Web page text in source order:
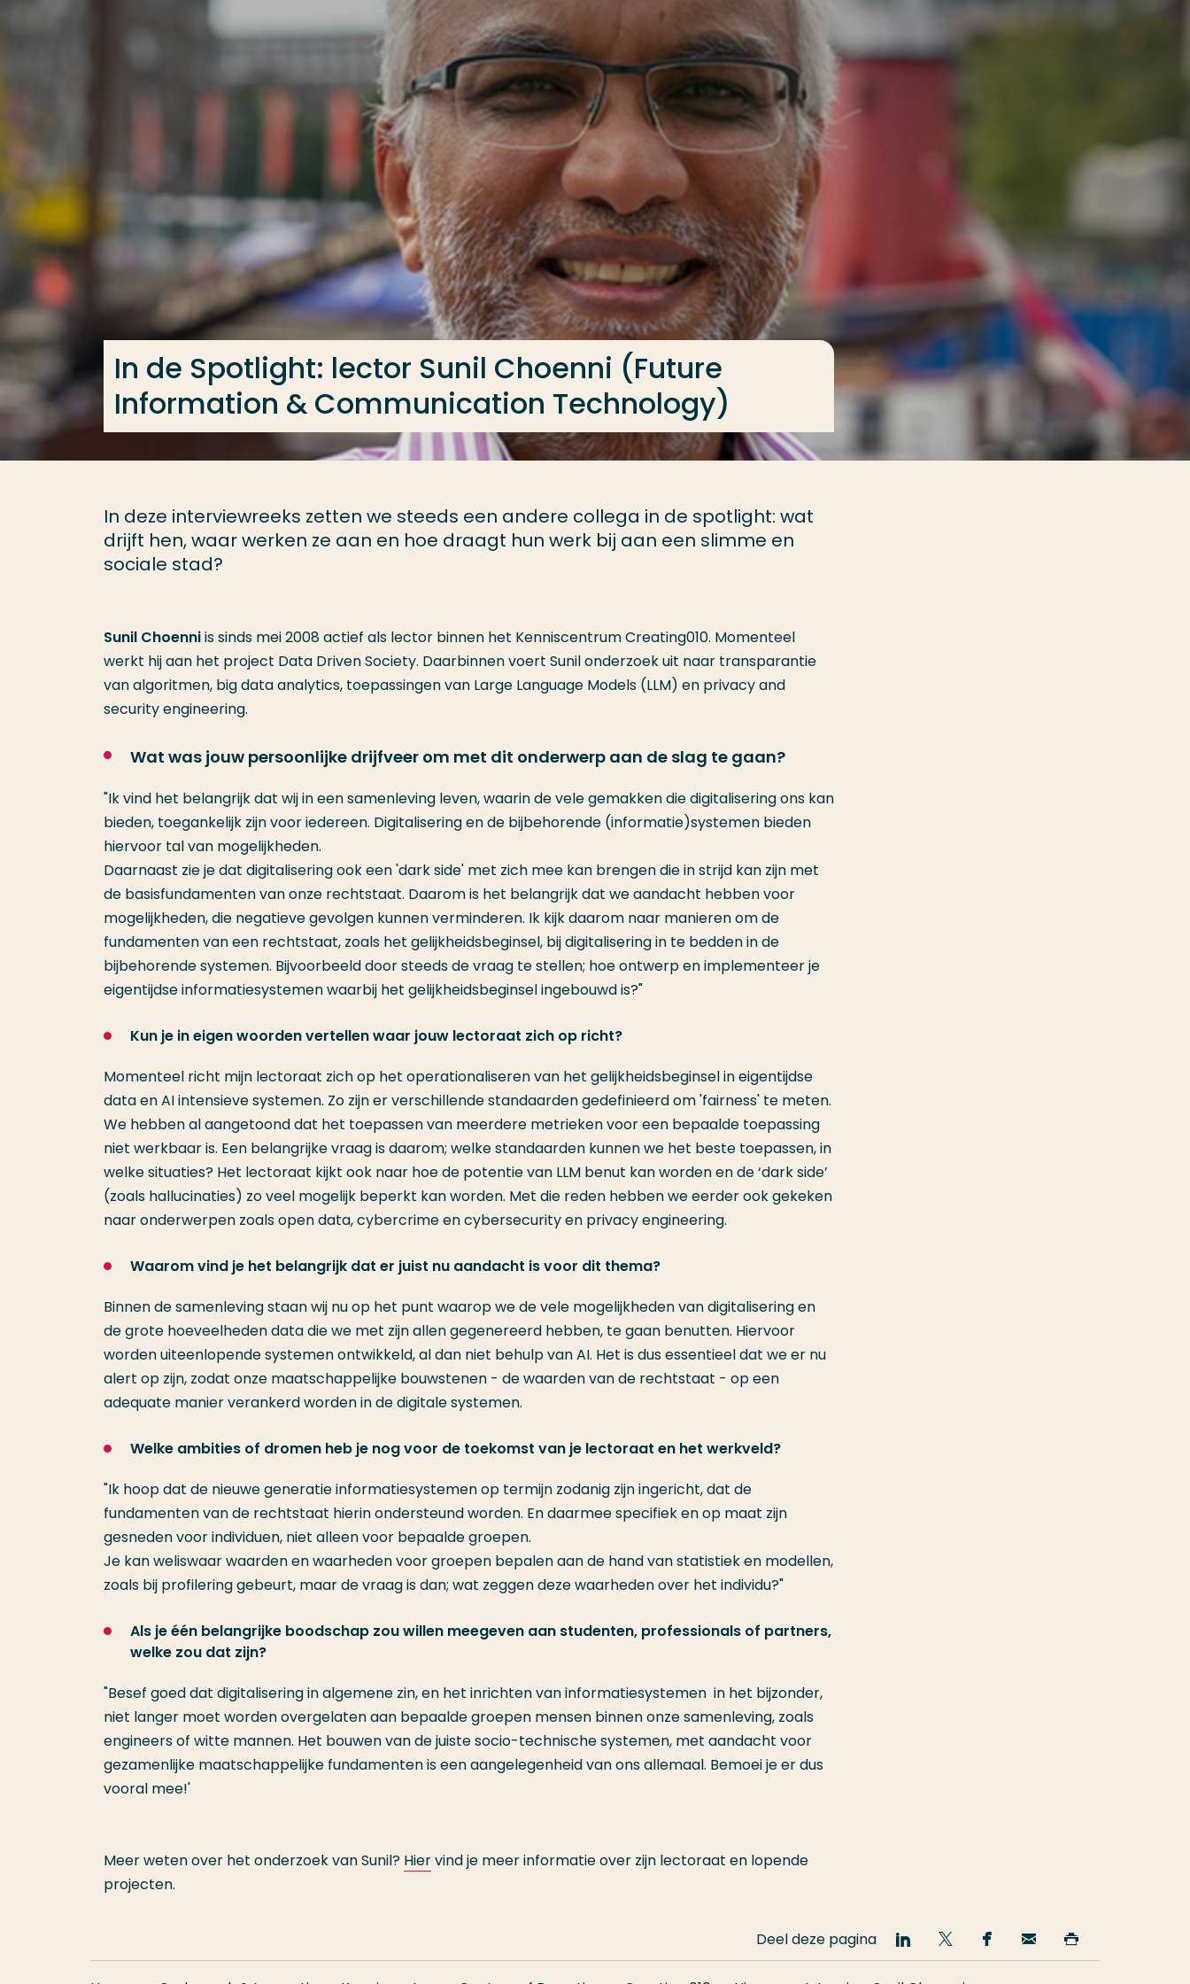
In de Spotlight: lector Sunil Choenni (Future
Information & Communication Technology)
In deze interviewreeks zetten we steeds een andere collega in de spotlight: wat
drijft hen, waar werken ze aan en hoe draagt hun werk bij aan een slimme en
sociale stad?
Sunil Choenniis sinds mei 2008 actief als lector binnen het Kenniscentrum Creating010. Momenteel
werkt hij aan het project Data Driven Society. Daarbinnen voert Sunil onderzoek uit naar transparantie
van algoritmen, big data analytics, toepassingen van Large Language Models (LLM) en privacy and
security engineering.
Wat was jouw persoonlijke drijfveer om met dit onderwerp aan de slag te gaan?
"Ik vind het belangrijk dat wij in een samenleving leven, waarin de vele gemakken die digitalisering ons kan
bieden, toegankelijk zijn voor iedereen. Digitalisering en de bijbehorende (informatie)systemen bieden
hiervoor tal van mogelijkheden.
Daarnaast zie je dat digitalisering ook een 'dark side' met zich mee kan brengen die in strijd kan zijn met
de basisfundamenten van onze rechtstaat. Daarom is het belangrijk dat we aandacht hebben voor
mogelijkheden, die negatieve gevolgen kunnen verminderen. Ik kijk daarom naar manieren om de
fundamenten van een rechtstaat, zoals het gelijkheidsbeginsel, bij digitalisering in te bedden in de
bijbehorende systemen. Bijvoorbeeld door steeds de vraag te stellen; hoe ontwerp en implementeer je
eigentijdse informatiesystemen waarbij het gelijkheidsbeginsel ingebouwd is?"
Kun je in eigen woorden vertellen waar jouw lectoraat zich op richt?
Momenteel richt mijn lectoraat zich op het operationaliseren van het gelijkheidsbeginsel in eigentijdse
data en AI intensieve systemen. Zo zijn er verschillende standaarden gedefinieerd om 'fairness' te meten.
We hebben al aangetoond dat het toepassen van meerdere metrieken voor een bepaalde toepassing
niet werkbaar is. Een belangrijke vraag is daarom; welke standaarden kunnen we het beste toepassen, in
welke situaties? Het lectoraat kijkt ook naar hoe de potentie van LLM benut kan worden en de ‘dark side’
(zoals hallucinaties) zo veel mogelijk beperkt kan worden. Met die reden hebben we eerder ook gekeken
naar onderwerpen zoals open data, cybercrime en cybersecurity en privacy engineering.
Waarom vind je het belangrijk dat er juist nu aandacht is voor dit thema?
Binnen de samenleving staan wij nu op het punt waarop we de vele mogelijkheden van digitalisering en
de grote hoeveelheden data die we met zijn allen gegenereerd hebben, te gaan benutten. Hiervoor
worden uiteenlopende systemen ontwikkeld, al dan niet behulp van AI. Het is dus essentieel dat we er nu
alert op zijn, zodat onze maatschappelijke bouwstenen - de waarden van de rechtstaat - op een
adequate manier verankerd worden in de digitale systemen.
Welke ambities of dromen heb je nog voor de toekomst van je lectoraat en het werkveld?
"Ik hoop dat de nieuwe generatie informatiesystemen op termijn zodanig zijn ingericht, dat de
fundamenten van de rechtstaat hierin ondersteund worden. En daarmee specifiek en op maat zijn
gesneden voor individuen, niet alleen voor bepaalde groepen.
Je kan weliswaar waarden en waarheden voor groepen bepalen aan de hand van statistiek en modellen,
zoals bij profilering gebeurt, maar de vraag is dan; wat zeggen deze waarheden over het individu?"
Als je één belangrijke boodschap zou willen meegeven aan studenten, professionals of partners,
welke zou dat zijn?
"Besef goed dat digitalisering in algemene zin, en het inrichten van informatiesystemen in het bijzonder,
niet langer moet worden overgelaten aan bepaalde groepen mensen binnen onze samenleving, zoals
engineers of witte mannen. Het bouwen van de juiste socio-technische systemen, met aandacht voor
gezamenlijke maatschappelijke fundamenten is een aangelegenheid van ons allemaal. Bemoei je er dus
vooral mee!'
Meer weten over het onderzoek van Sunil? Hiervind je meer informatie over zijn lectoraat en lopende
projecten.
Deel deze pagina
Deel
op
Deel
op
Deel
op
Email
deze deze
Contact